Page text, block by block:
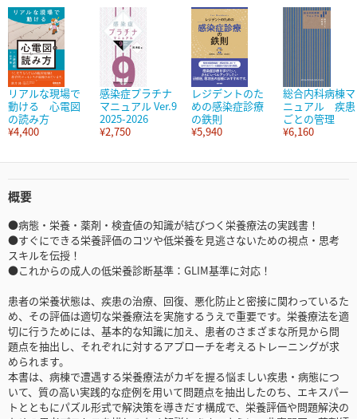
リアルな現場で
動ける 心電図
の読み方
¥4,400
感染症プラチナ
マニュアル Ver.9
2025-2026
¥2,750
レジデントのた
めの感染症診療
の鉄則
¥5,940
総合内科病棟マ
ニュアル 疾患
ごとの管理
¥6,160
概要
●病態・栄養・薬剤・検査値の知識が結びつく栄養療法の実践書！
●すぐにできる栄養評価のコツや低栄養を見逃さないための視点・思考
スキルを伝授！
●これからの成人の低栄養診断基準：GLIM基準に対応！
患者の栄養状態は、疾患の治療、回復、悪化防止と密接に関わっているた
め、その評価は適切な栄養療法を実施するうえで重要です。栄養療法を適
切に行うためには、基本的な知識に加え、患者のさまざまな所見から問
題点を抽出し、それぞれに対するアプローチを考えるトレーニングが求
められます。
本書は、病棟で遭遇する栄養療法がカギを握る悩ましい疾患・病態につ
いて、質の高い実践的な症例を用いて問題点を抽出したのち、エキスパー
トとともにパズル形式で解決策を導きだす構成で、栄養評価や問題解決の